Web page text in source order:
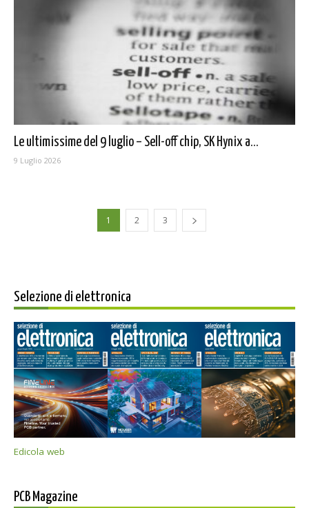
Le ultimissime del 9 luglio – Sell-off chip, SK Hynix a...
9 Luglio 2026
1 2 3
Selezione di elettronica
Edicola web
PCB Magazine